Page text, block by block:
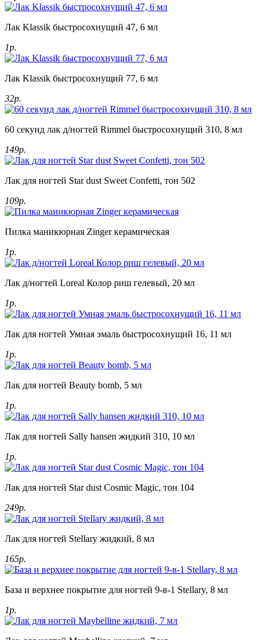
Лак Klassik быстросохнущий 47, 6 мл
1р.
Лак Klassik быстросохнущий 77, 6 мл
32р.
60 секунд лак д/ногтей Rimmel быстросохнущий 310, 8 мл
149р.
Лак для ногтей Star dust Sweet Confetti, тон 502
109р.
Пилка маникюрная Zinger керамическая
1р.
Лак д/ногтей Loreal Колор риш гелевый, 20 мл
1р.
Лак для ногтей Умная эмаль быстросохнущий 16, 11 мл
1р.
Лак для ногтей Beauty bomb, 5 мл
1р.
Лак для ногтей Sally hansen жидкий 310, 10 мл
1р.
Лак для ногтей Star dust Cosmic Magic, тон 104
249р.
Лак для ногтей Stellary жидкий, 8 мл
165р.
База и верхнее покрытие для ногтей 9-в-1 Stellary, 8 мл
1р.